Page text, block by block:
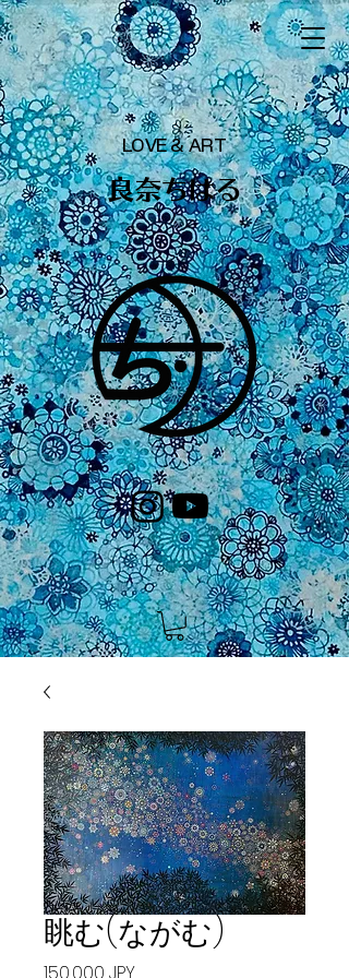
LOVE & ART
​良奈ちはる
眺む(ながむ)
Prix